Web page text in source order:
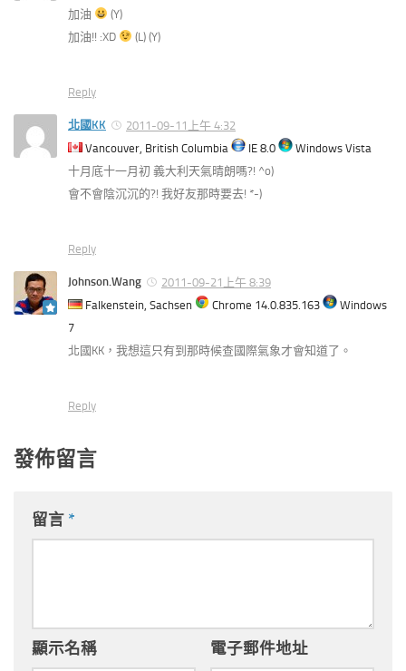
加油
(Y)
加油!! :XD
(L) (Y)
Reply
北國KK
2011-09-11上午 4:32
Vancouver, British Columbia
IE 8.0
Windows Vista
十月底十一月初 義大利天氣晴朗嗎?! ^o)
會不會陰沉沉的?! 我好友那時要去! *-)
Reply
Johnson.Wang
2011-09-21上午 8:39
Falkenstein, Sachsen
Chrome 14.0.835.163
Windows
7
北國KK，我想這只有到那時候查國際氣象才會知道了。
Reply
發佈留言
留言 *
顯示名稱 電子郵件地址